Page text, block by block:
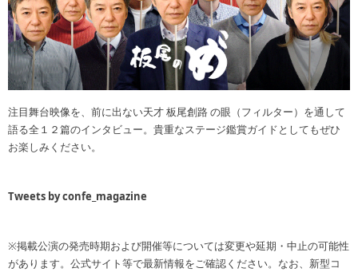
注目舞台映像を、前に出ない天才 板尾創路 の眼（フィルター）を通して
語る全１２篇のインタビュー。貴重なステージ鑑賞ガイドとしてもぜひ
お楽しみください。
Tweets by confe_magazine
※掲載公演の発売時期および開催等については変更や延期・中止の可能性
があります。公式サイト等で最新情報をご確認ください。なお、新型コ